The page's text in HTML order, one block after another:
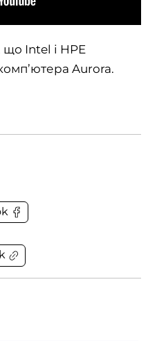
що Intel і HPE
Aurora.